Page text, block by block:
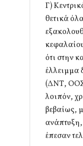
Γ)
θετικά
ότι στην
έλλειμμα
(ΔΝΤ,
λοιπόν,
βεβαίως,
έπεσαν